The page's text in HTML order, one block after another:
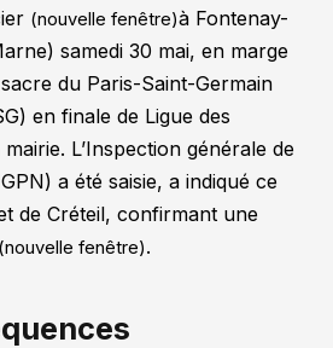
(nouvelle fenêtre)à Fontenay-
samedi 30 mai, en marge
du Paris-Saint-Germain
en finale de Ligue des
L’Inspection générale de
a été saisie, a indiqué ce
de Créteil, confirmant une
(nouvelle fenêtre).